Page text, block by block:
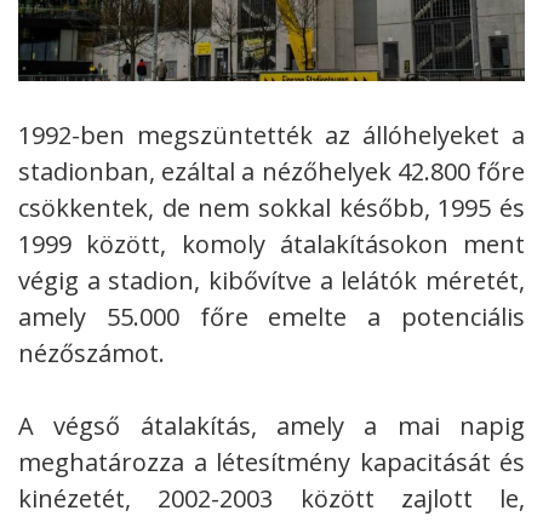
1992-ben megszüntették az állóhelyeket a
stadionban, ezáltal a nézőhelyek 42.800 főre
csökkentek, de nem sokkal később, 1995 és
1999 között, komoly átalakításokon ment
végig a stadion, kibővítve a lelátók méretét,
amely 55.000 főre emelte a potenciális
nézőszámot.
A végső átalakítás, amely a mai napig
meghatározza a létesítmény kapacitását és
kinézetét, 2002-2003 között zajlott le,